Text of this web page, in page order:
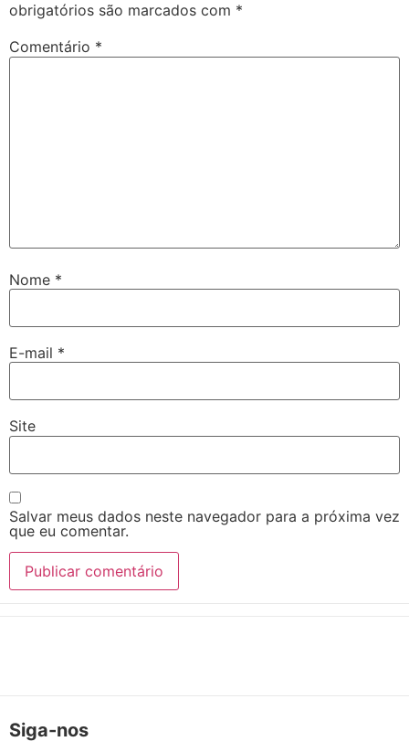
obrigatórios são marcados com *
Comentário *
Nome *
E-mail *
Site
Salvar meus dados neste navegador para a próxima vez
que eu comentar.
Siga-nos